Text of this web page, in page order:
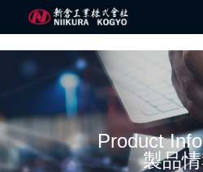
Product
製品